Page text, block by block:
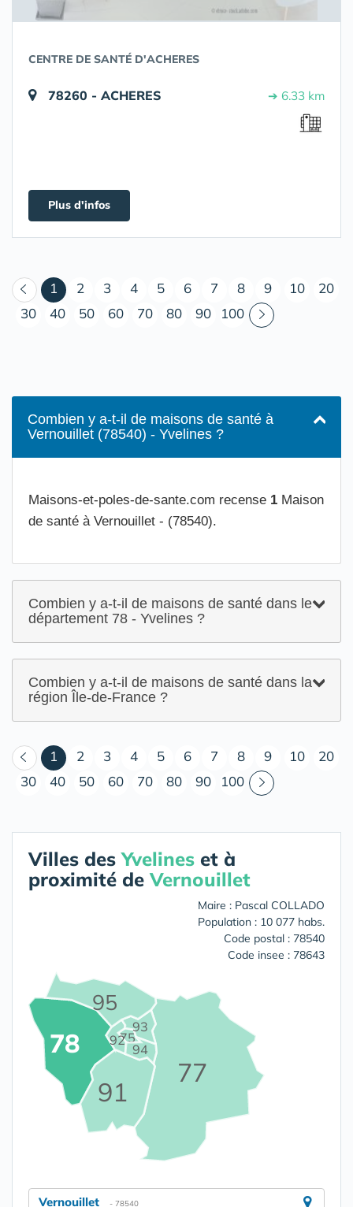
CENTRE DE SANTÉ D'ACHERES
78260 - ACHERES ➔ 6.33 km
Plus d'infos
1 (courant)
2 3 4 5 6 7 8 9 10
20
30
40 50 60 70 80 90 100
Combien y a-t-il de maisons de santé à
Vernouillet (78540) - Yvelines ?
Maisons-et-poles-de-sante.com recense 1 Maison
de santé à Vernouillet - (78540).
Combien y a-t-il de maisons de santé dans le
département 78 - Yvelines ?
Combien y a-t-il de maisons de santé dans la
région Île-de-France ?
1 (courant)
2 3 4 5 6 7 8 9 10
20
30
40 50 60 70 80 90 100
Villes desYvelines et à
proximité deVernouillet
Maire : Pascal COLLADO
Population : 10 077 habs.
Code postal : 78540
Code insee : 78643
75
77
78
91
92
93
94
95
Vernouillet - 78540